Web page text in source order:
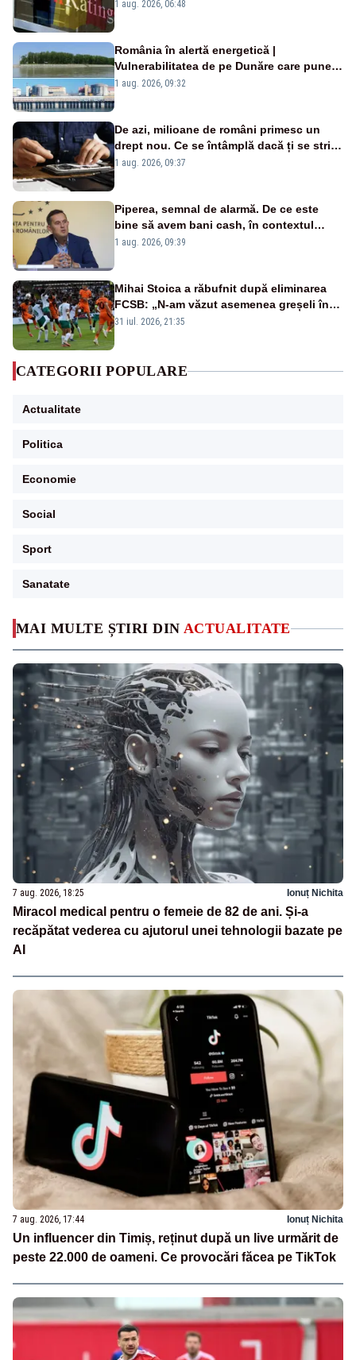
MAI MULTE ȘTIRI DIN ACTUALITATE
7 aug. 2026, 18:25 Ionuț Nichita
Miracol medical pentru o femeie de 82 de ani. Și-a
recăpătat vederea cu ajutorul unei tehnologii bazate pe
AI
7 aug. 2026, 17:44 Ionuț Nichita
Un influencer din Timiș, reținut după un live urmărit de
peste 22.000 de oameni. Ce provocări făcea pe TikTok
„BBB-” cu perspectivă negativă
1 aug. 2026, 06:48
România în alertă energetică |
Vulnerabilitatea de pe Dunăre care pune
în pericol Centrala Cernavodă era
1 aug. 2026, 09:32
De azi, milioane de români primesc un
drept nou. Ce se întâmplă dacă ți se strică
un produs
1 aug. 2026, 09:37
Piperea, semnal de alarmă. De ce este
bine să avem bani cash, în contextul
alertei energetice?
1 aug. 2026, 09:39
Mihai Stoica a răbufnit după eliminarea
FCSB: „N-am văzut asemenea greșeli în
190 de meciuri europene”
31 iul. 2026, 21:35
CATEGORII POPULARE
Actualitate
Politica
Economie
Social
Sport
Sanatate